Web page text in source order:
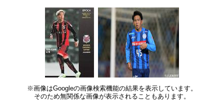
※画像はGoogleの画像検索機能の結果を表示しています。
そのため無関係な画像が表示されることもあります。